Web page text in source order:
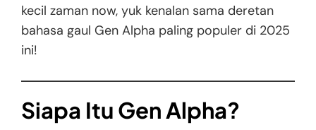
kecil zaman now, yuk kenalan sama deretan
bahasa gaul Gen Alpha paling populer di 2025
ini!
Siapa Itu Gen Alpha?